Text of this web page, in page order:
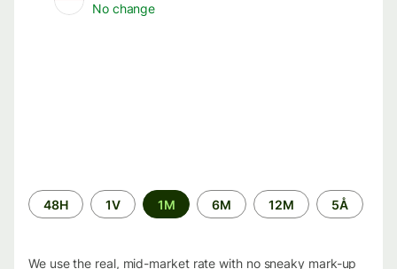
No change
Time
period
48H 1V 1M 6M 12M 5Å
We use the real, mid-market rate with no sneaky mark-up